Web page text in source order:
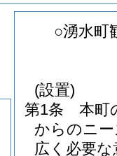
○湧水町
(設置)
第1条
本町
からのニ
広く必要